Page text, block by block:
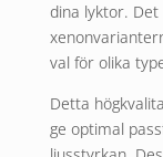
dina lyktor.
val för olika
Detta
ge optimal